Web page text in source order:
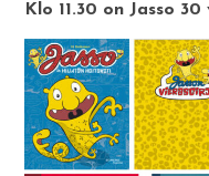
Klo 11.30 on Jasso